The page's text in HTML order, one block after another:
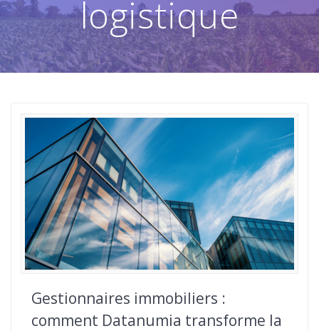
logistique
Gestionnaires immobiliers :
comment Datanumia transforme la